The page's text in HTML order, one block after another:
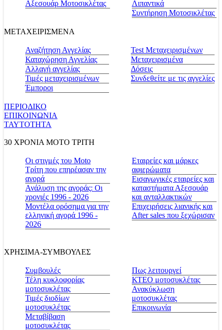
Αξεσουάρ Μοτοσικλέτας
Λιπαντικά
Συντήρηση Μοτοσικλέτας
ΜΕΤΑΧΕΙΡΙΣΜΕΝΑ
Αναζήτηση Αγγελίας
Καταχώρηση Αγγελίας
Αλλαγή αγγελίας
Τιμές μεταχειρισμένων
Έμποροι
Test Μεταχειρισμένων
Μεταχειρισμένα
Δόσεις
Συνδεθείτε με τις αγγελίες
ΠΕΡΙΟΔΙΚΟ
ΕΠΙΚΟΙΝΩΝΙΑ
ΤΑΥΤΟΤΗΤΑ
30 ΧΡΟΝΙΑ MOTO ΤΡΙΤΗ
Οι στιγμές του Moto
Τρίτη που επηρέασαν την
αγορά
Ανάλυση της αγοράς: Οι
χρονιές 1996 - 2026
Μοντέλα ορόσημα για την
ελληνική αγορά 1996 -
2026
Εταιρείες και μάρκες
αφιερώματα
Εισαγωγικές εταιρείες και
καταστήματα Αξεσουάρ
και ανταλλακτικών
Επιχειρήσεις λιανικής και
After sales που ξεχώρισαν
ΧΡΗΣΙΜΑ-ΣΥΜΒΟΥΛΕΣ
Συμβουλές
Τέλη κυκλοφορίας
μοτοσυκλέτας
Τιμές διοδίων
μοτοσυκλέτας
Μεταβίβαση
μοτοσυκλέτας
Πως λειτουργεί
ΚΤΕΟ μοτοσυκλέτας
Ανακύκλωση
μοτοσυκλέτας
Επικοινωνία